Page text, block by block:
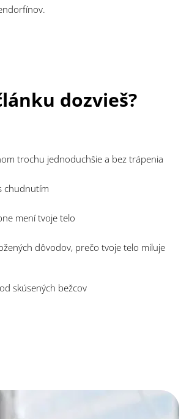
dozvieš?
trochu jednoduchšie a bez trápenia
chudnutím
mení tvoje telo
dôvodov, prečo tvoje telo miluje
skúsených bežcov